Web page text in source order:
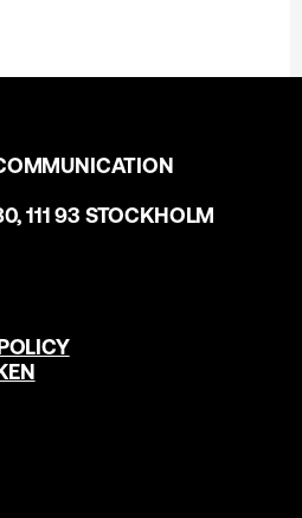
111 93 STOCKHOLM